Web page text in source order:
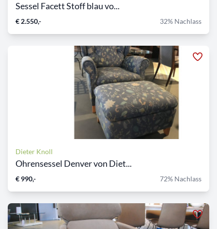
Sessel Facett Stoff blau vo...
€ 2.550,- 32% Nachlass
Dieter Knoll
Ohrensessel Denver von Diet...
€ 990,- 72% Nachlass